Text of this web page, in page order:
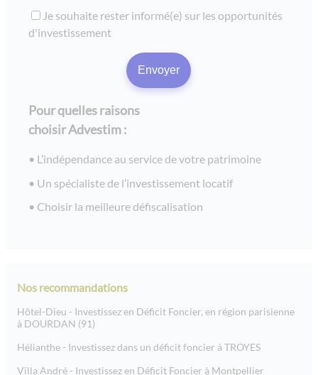
Je souhaite rester informé(e) sur les opportunités
d'investissement
Pour quelles raisons
choisir Advestim :
L’indépendance au service de votre patrimoine
Un spécialiste de l’investissement locatif
Choisir la meilleure défiscalisation
Nos recommandations
Hôtel-Dieu - Investissez en Déficit Foncier, en région parisienne
à DOURDAN (91)
Hélianthe - Investissez dans un déficit foncier à TROYES
Villa André - Investissez en Déficit Foncier à Montpellier